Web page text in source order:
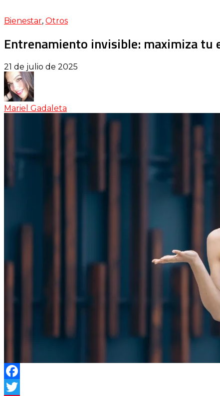
Bienestar, Otros
Entrenamiento invisible: maximiza
21 de julio de 2025
Mariel Gadaleta
Facebook